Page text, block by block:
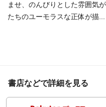
ませ、のんびりとした雰囲気
たちのユーモラスな正体が描...
書店などで詳細を見る